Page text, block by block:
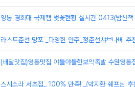
영통 경희대 국제캠 벚꽃현황 실시간 0413(밤산
라스트춘선 망포 _다양한 안주_정춘선샤브나베 추
(배달맛집)영통맛집 야들야들한보약족발 수원영
스시소라 서초점_ 100% 만족! _(박지환 쉐프님 추